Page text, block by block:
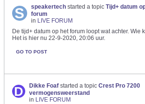
speakertechstarted a topic Tijd+ datum
forum
in LIVE FORUM
De tijd+ datum op het forum loopt wat achter. Wie
Het is hier nu 22-9-2020, 20:06 uur.
GO TO POST
Dikke Foafstarted a topic Crest Pro 7200
vermogensweerstand
in LIVE FORUM